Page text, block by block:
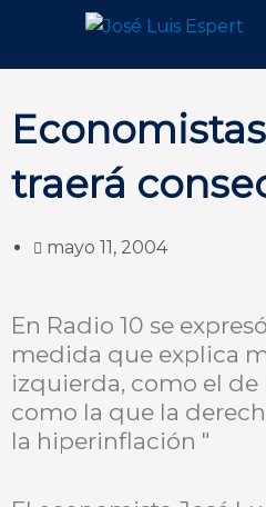
contenido
traerá
mayo 11, 2004
En Radio 10 se
medida que explica
izquierda, como el
como la que la
la hiperinflación "